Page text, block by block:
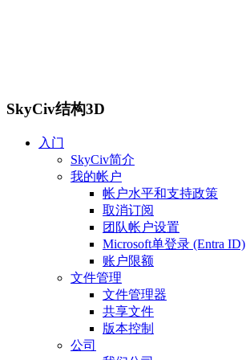
SkyCiv结构3D
入门
SkyCiv简介
我的帐户
帐户水平和支持政策
取消订阅
团队帐户设置
Microsoft单登录 (Entra ID)
账户限额
文件管理
文件管理器
共享文件
版本控制
公司